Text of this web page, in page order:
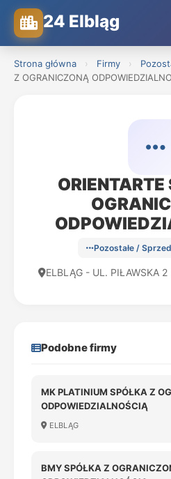
24 Elbląg
Strona główna › Firmy ›
Z OGRANICZONĄ
Pozostałe /
ELBLĄG - UL. PIŁAWSKA 2
Podobne firmy
MK PLATINIUM SPÓŁKA Z
ODPOWIEDZIALNOŚCIĄ
ELBLĄG
BMY SPÓŁKA Z